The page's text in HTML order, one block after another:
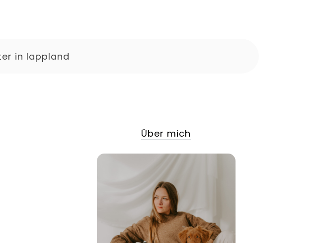
in lappland
Über mich